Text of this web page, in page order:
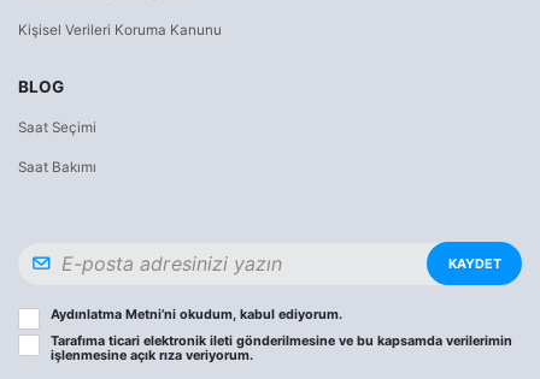
Kişisel Verileri Koruma Kanunu
BLOG
Saat Seçimi
Saat Bakımı
KAYDET
Aydınlatma Metni’ni okudum, kabul ediyorum.
Tarafıma ticari elektronik ileti gönderilmesine ve bu kapsamda verilerimin
işlenmesine açık rıza veriyorum.